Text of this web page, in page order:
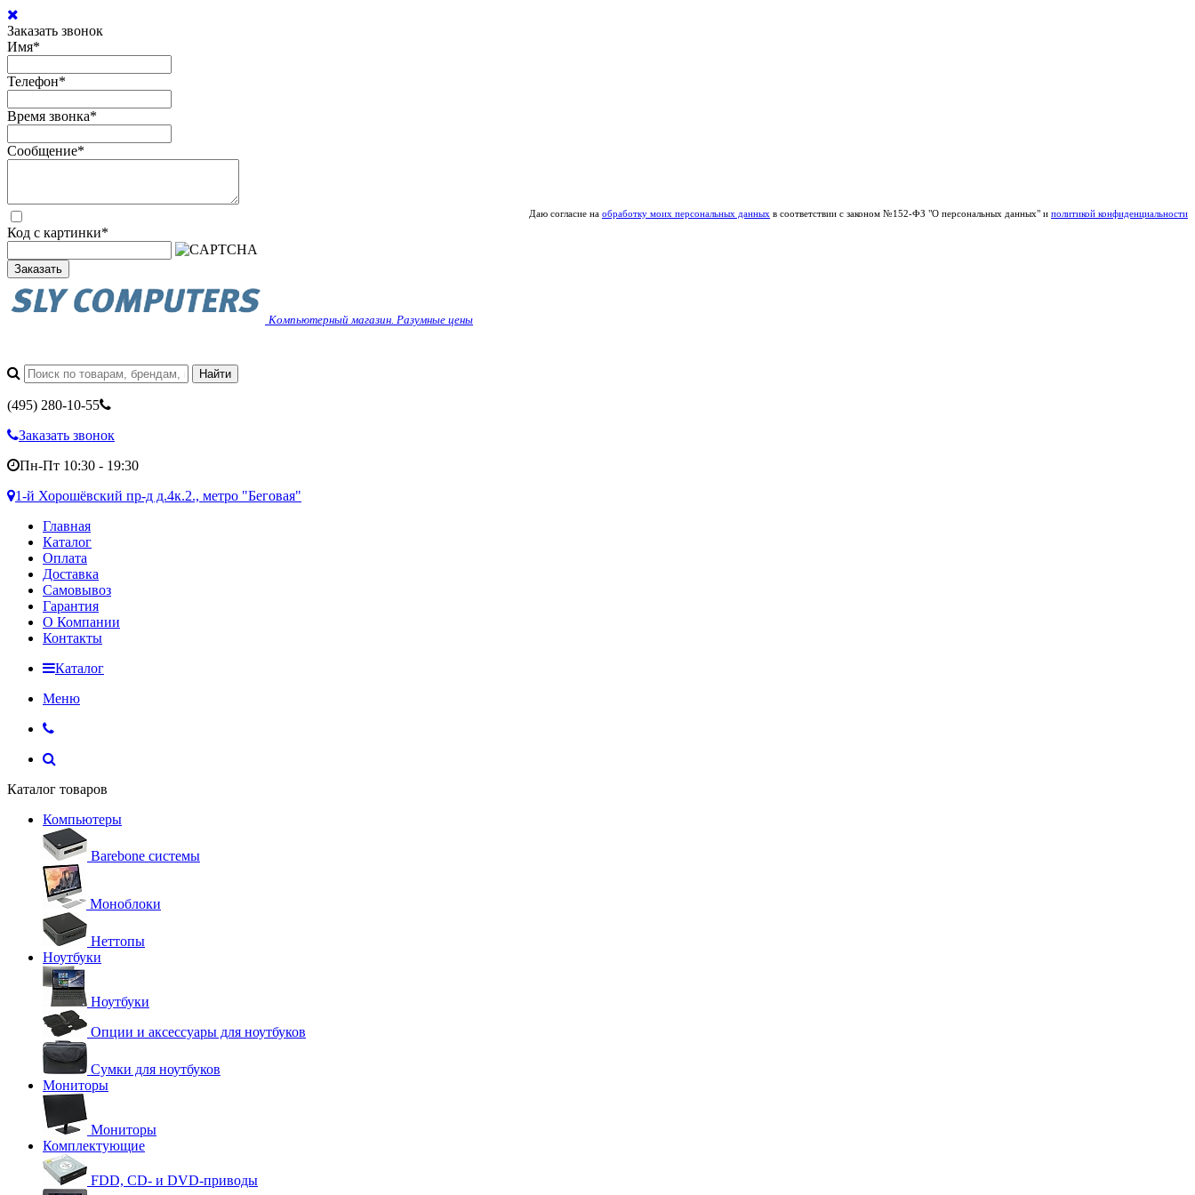
Заказать звонок
Имя*
Телефон*
Время звонка*
Сообщение*
Даю согласие на обработку моих персональных данных в соответствии с законом №152-ФЗ "О персональных данных" и политикой конфиденциальности
Код с картинки*
Заказать
Компьютерный магазин. Разумные цены
(495) 280-10-55
Заказать звонок
Пн-Пт 10:30 - 19:30
1-й Хорошёвский пр-д д.4к.2., метро "Беговая"
Главная
Каталог
Оплата
Доставка
Самовывоз
Гарантия
О Компании
Контакты
Каталог
Меню
Каталог товаров
Компьютеры
Barebone системы
Моноблоки
Неттопы
Ноутбуки
Ноутбуки
Опции и аксессуары для ноутбуков
Сумки для ноутбуков
Мониторы
Мониторы
Комплектующие
FDD, CD- и DVD-приводы